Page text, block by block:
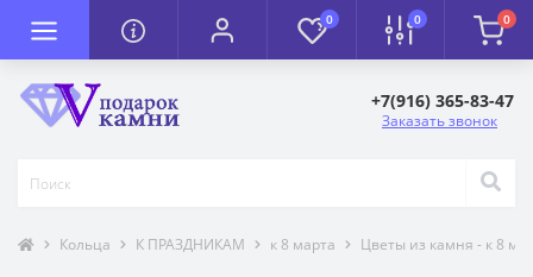
0 0 0
+7(916) 365-83-47
Заказать звонок
Кольца К ПРАЗДНИКАМ к 8 марта Цветы из камня - к 8